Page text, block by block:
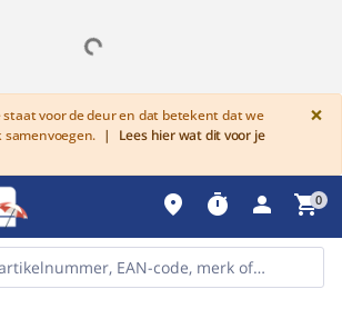
staat voor de deur en dat betekent dat we
|
Lees hier wat dit voor je
×
place timer person shopping_cart0